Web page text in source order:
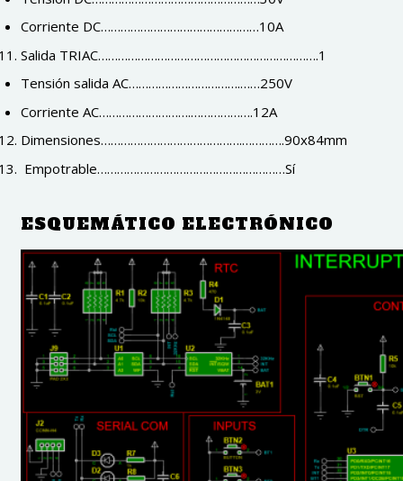
Corriente DC…………………………………………10A
Salida TRIAC………………………………………………………….1
Tensión salida AC…………………………….……250V
Corriente AC……………………….……………….12A
Dimensiones…………………………………….………….90x84mm
Empotrable…………………………………………………Sí
ESQUEMÁTICO ELECTRÓNICO